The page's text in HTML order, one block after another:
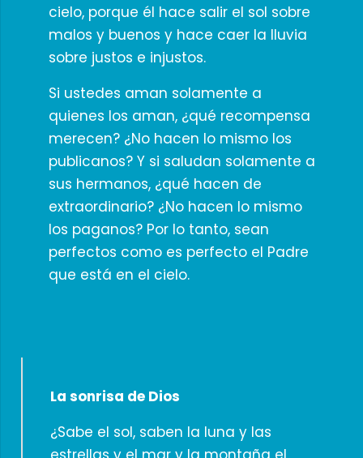
cielo, porque él hace salir el sol sobre
malos y buenos y hace caer la lluvia
sobre justos e injustos.
Si ustedes aman solamente a
quienes los aman, ¿qué recompensa
merecen? ¿No hacen lo mismo los
publicanos? Y si saludan solamente a
sus hermanos, ¿qué hacen de
extraordinario? ¿No hacen lo mismo
los paganos? Por lo tanto, sean
perfectos como es perfecto el Padre
que está en el cielo.
La sonrisa de Dios
¿Sabe el sol, saben la luna y las